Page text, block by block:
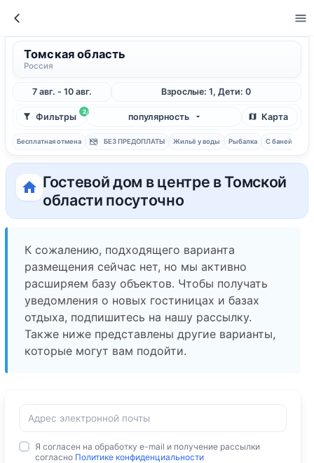
Томская область
Россия
7 авг. - 10 авг. Взрослые: 1, Дети: 0
2
Фильтры популярность Карта
Бесплатная отмена БЕЗ ПРЕДОПЛАТЫ Жильё у воды Рыбалка С баней
Гостевой дом в центре в Томской
области посуточно
К сожалению, подходящего варианта
размещения сейчас нет, но мы активно
расширяем базу объектов. Чтобы получать
уведомления о новых гостиницах и базах
отдыха, подпишитесь на нашу рассылку.
Также ниже представлены другие варианты,
которые могут вам подойти.
Я согласен на обработку e-mail и получение рассылки
согласно Политике конфиденциальности